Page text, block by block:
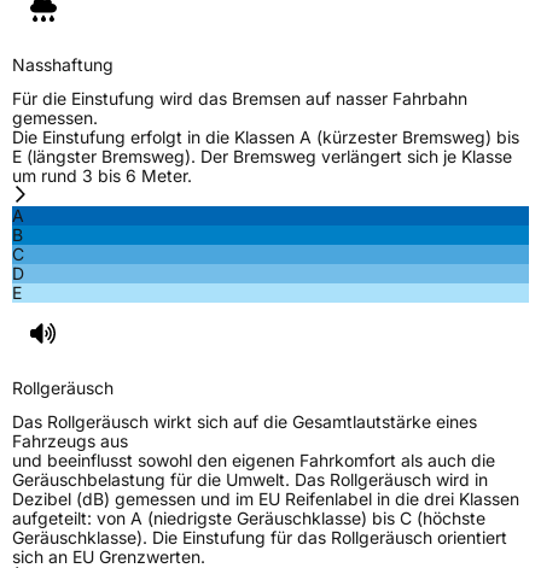
Nasshaftung
Für die Einstufung wird das Bremsen auf nasser Fahrbahn
gemessen.
Die Einstufung erfolgt in die Klassen A (kürzester Bremsweg) bis
E (längster Bremsweg). Der Bremsweg verlängert sich je Klasse
um rund 3 bis 6 Meter.
A
B
C
D
E
Rollgeräusch
Das Rollgeräusch wirkt sich auf die Gesamtlautstärke eines
Fahrzeugs aus
und beeinflusst sowohl den eigenen Fahrkomfort als auch die
Geräuschbelastung für die Umwelt. Das Rollgeräusch wird in
Dezibel (dB) gemessen und im EU Reifenlabel in die drei Klassen
aufgeteilt: von A (niedrigste Geräuschklasse) bis C (höchste
Geräuschklasse). Die Einstufung für das Rollgeräusch orientiert
sich an EU Grenzwerten.